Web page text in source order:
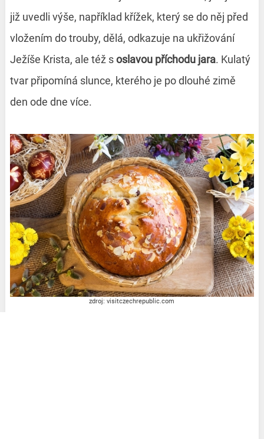
již uvedli výše, například křížek, který se do něj před
vložením do trouby, dělá, odkazuje na ukřižování
Ježíše Krista, ale též soslavou příchodu jara. Kulatý
tvar připomíná slunce, kterého je po dlouhé zimě
den ode dne více.
zdroj: visitczechrepublic.com